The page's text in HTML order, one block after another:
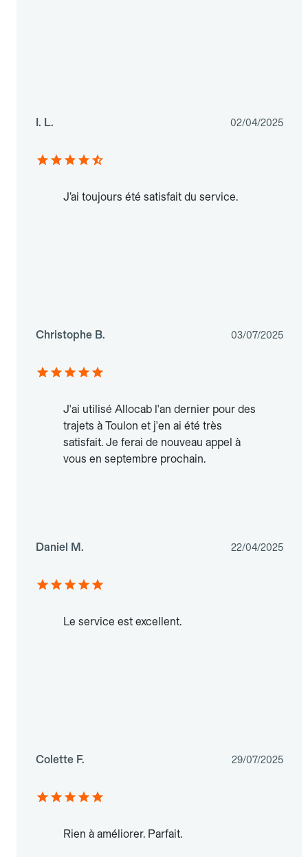
I. L. 02/04/2025
J’ai toujours été satisfait du service.
Christophe B. 03/07/2025
J'ai utilisé Allocab l'an dernier pour des
trajets à Toulon et j'en ai été très
satisfait. Je ferai de nouveau appel à
vous en septembre prochain.
Daniel M. 22/04/2025
Le service est excellent.
Colette F. 29/07/2025
Rien à améliorer. Parfait.